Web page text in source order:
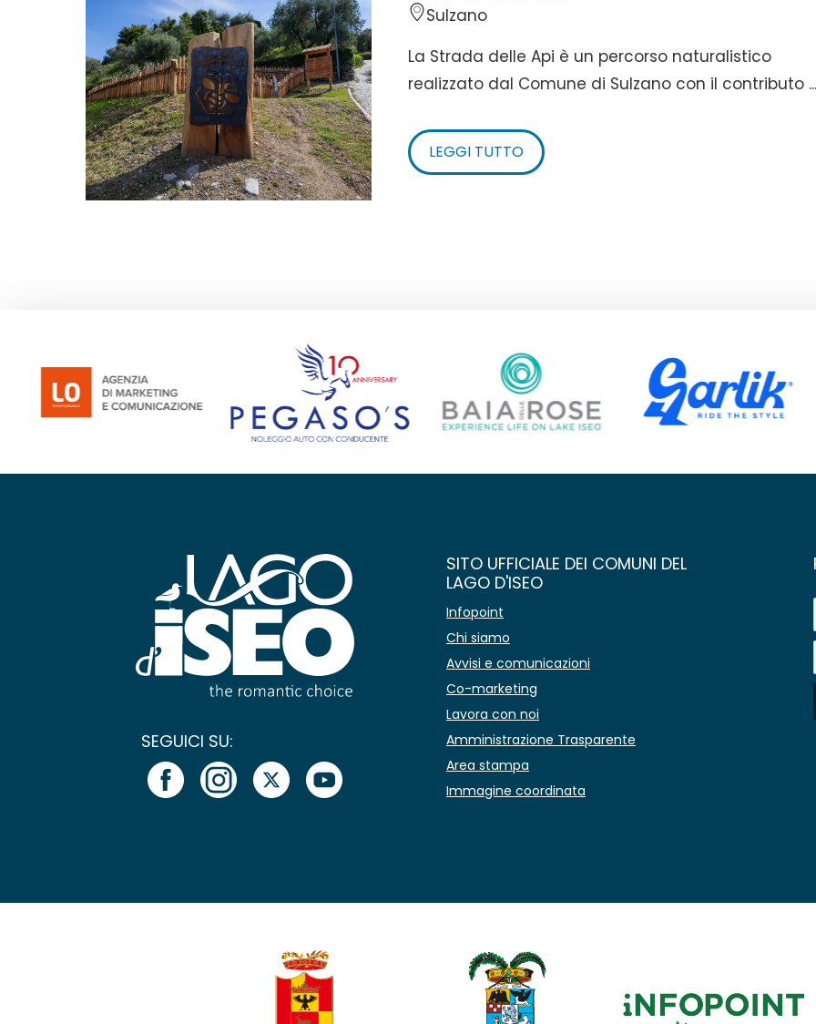
Sulzano
La Strada delle Api è un percorso naturalistico
realizzato dal Comune di Sulzano con il contributo
LEGGI TUTTO
SEGUICI SU:
SITO UFFICIALE DEI COMUNI DEL
LAGO D'ISEO
Infopoint
Chi siamo
Avvisi e comunicazioni
Co-marketing
Lavora con noi
Amministrazione Trasparente
Area stampa
Immagine coordinata